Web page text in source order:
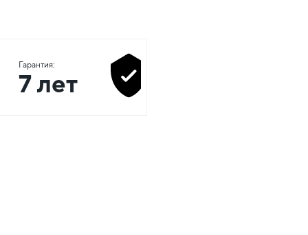
Гарантия:
7 лет